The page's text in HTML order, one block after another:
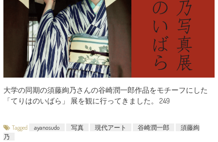
大学の同期の須藤絢乃さんの谷崎潤一郎作品をモチーフにした
「てりはのいばら」 展を観に行ってきました。 249
Tagged ayanosudo 写真 現代アート 谷崎潤一郎
須藤絢
乃